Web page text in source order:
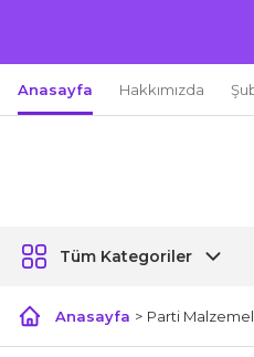
Anasayfa Hakkımızda
Tüm Kategoriler
Anasayfa Parti